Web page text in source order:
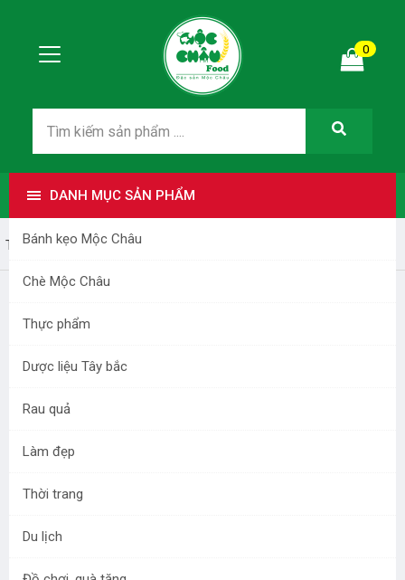
0
DANH MỤC SẢN PHẨM
Bánh kẹo Mộc Châu
Chè Mộc Châu
Thực phẩm
Dược liệu Tây bắc
Rau quả
Làm đẹp
Thời trang
Du lịch
Trang nhất cong ty sua moc chau
CONG TY SUA MOC CHAU